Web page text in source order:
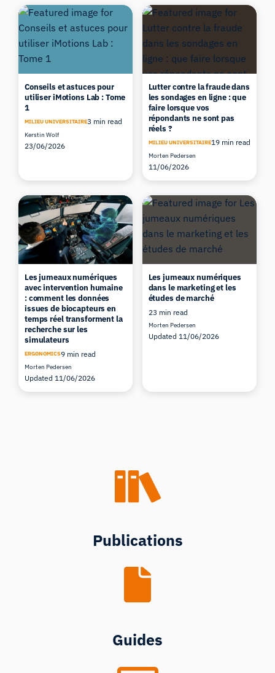
Conseils et astuces pour
utiliser iMotions Lab : Tome
1
MILIEU UNIVERSITAIRE3 min read
Kerstin Wolf
23/06/2026
Lutter contre la fraude dans
les sondages en ligne : que
faire lorsque vos
répondants ne sont pas
réels ?
MILIEU UNIVERSITAIRE19 min read
Morten Pedersen
11/06/2026
Les jumeaux numériques
avec intervention humaine
: comment les données
issues de biocapteurs en
temps réel transforment la
recherche sur les
simulateurs
ERGONOMICS9 min read
Morten Pedersen
Updated 11/06/2026
Les jumeaux numériques
dans le marketing et les
études de marché
23 min read
Morten Pedersen
Updated 11/06/2026
Publications
Guides